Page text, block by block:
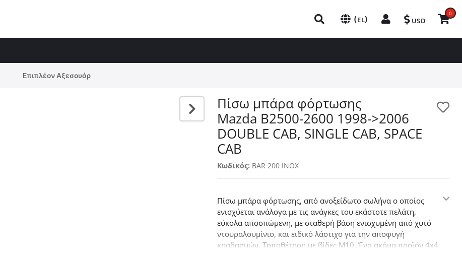
(EL) USD
0
Επιπλέον Αξεσουάρ
Πίσω μπάρα φόρτωσης
Mazda B2500-2600 1998->2006
DOUBLE CAB, SINGLE CAB, SPACE
CAB
Κωδικός: BAR 200 INOX
Πίσω μπάρα φόρτωσης, από ανοξείδωτο σωλήνα ο οποίος
ενισχύεται ανάλογα με τις ανάγκες του εκάστοτε πελάτη,
εύκολα αποσπώμενη, με σταθερή βάση ενισχυμένη από χυτό
ντουραλουμίνιο, και ειδικό λάστιχο για την αποφυγή
κραδασμών. Tοποθέτηση με βίδες Μ10. Ένα ακόμα προϊόν 4x4